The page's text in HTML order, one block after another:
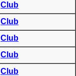
Club
Club
Club
Club
Club